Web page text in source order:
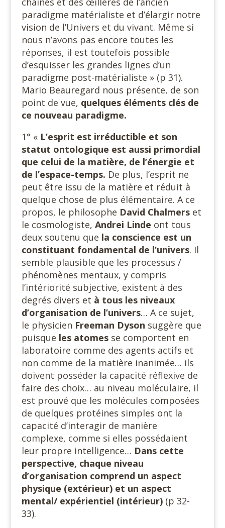
paradigme matérialiste et d’élargir notre
vision de l’Univers et du vivant. Même si
nous n’avons pas encore toutes les
réponses, il est toutefois possible
d’esquisser les grandes lignes d’un
paradigme post-matérialiste » (p 31).
Mario Beauregard nous présente, de son
point de vue, quelques éléments clés de
ce nouveau paradigme.
1° « L’esprit est irréductible et son
statut ontologique est aussi primordial
que celui de la matière, de l’énergie et
de l’espace-temps. De plus, l’esprit ne
peut être issu de la matière et réduit à
quelque chose de plus élémentaire. A ce
propos, le philosophe David Chalmerset
le cosmologiste, Andrei Linde ont tous
deux soutenu que la conscience est un
constituant fondamental de l’univers. Il
semble plausible que les processus /
phénomènes mentaux, y compris
l’intériorité subjective, existent à des
degrés divers et à tous les niveaux
d’organisation de l’univers… A ce sujet,
le physicien Freeman Dyson suggère que
puisque les atomesse comportent en
laboratoire comme des agents actifs et
non comme de la matière inanimée… ils
doivent posséder la capacité réflexive de
faire des choix… au niveau moléculaire, il
est prouvé que les molécules composées
de quelques protéines simples ont la
capacité d’interagir de manière
complexe, comme si elles possédaient
leur propre intelligence… Dans cette
perspective, chaque niveau
d’organisation comprend un aspect
physique (extérieur) et un aspect
mental/ expérientiel (intérieur)(p 32-
33).